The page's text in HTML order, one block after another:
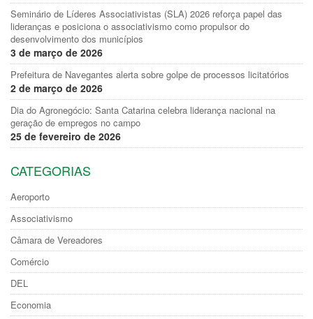
Seminário de Líderes Associativistas (SLA) 2026 reforça papel das
lideranças e posiciona o associativismo como propulsor do
desenvolvimento dos municípios
3 de março de 2026
Prefeitura de Navegantes alerta sobre golpe de processos licitatórios
2 de março de 2026
Dia do Agronegócio: Santa Catarina celebra liderança nacional na
geração de empregos no campo
25 de fevereiro de 2026
CATEGORIAS
Aeroporto
Associativismo
Câmara de Vereadores
Comércio
DEL
Economia